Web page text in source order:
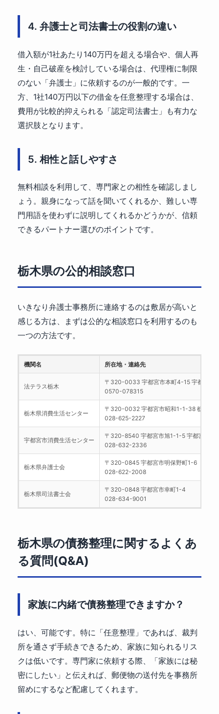
4. 弁護士と司法書士の役割の違い
借入額が1社あたり140万円を超える場合や、個人再
生・自己破産を検討している場合は、代理権に制限
のない「弁護士」に依頼するのが一般的です。一
方、1社140万円以下の借金を任意整理する場合は、
費用が比較的抑えられる「認定司法書士」も有力な
選択肢となります。
5. 相性と話しやすさ
無料相談を利用して、専門家との相性を確認しまし
ょう。親身になって話を聞いてくれるか、難しい専
門用語を使わずに説明してくれるかどうかが、信頼
できるパートナー選びのポイントです。
栃木県の公的相談窓口
いきなり弁護士事務所に連絡するのは敷居が高いと
感じる方は、まずは公的な相談窓口を利用するのも
一つの方法です。
機関名 所在地・連絡先
法テラス栃木
〒320-0033 宇都宮市本町4-15 宇都宮NI
0570-078315
栃木県消費生活センター
〒320-0032 宇都宮市昭和1-1-38 栃木県
028-625-2227
宇都宮市消費生活センター
〒320-8540 宇都宮市旭1-1-5 宇都宮市役
028-632-2336
栃木県弁護士会
〒320-0845 宇都宮市明保野町1-6
028-622-2008
栃木県司法書士会
〒320-0848 宇都宮市幸町1-4
028-634-9001
栃木県の債務整理に関するよくあ
る質問(Q&A)
家族に内緒で債務整理できますか？
はい、可能です。特に「任意整理」であれば、裁判
所を通さず手続きできるため、家族に知られるリス
クは低いです。専門家に依頼する際、「家族には秘
密にしたい」と伝えれば、郵便物の送付先を事務所
留めにするなど配慮してくれます。